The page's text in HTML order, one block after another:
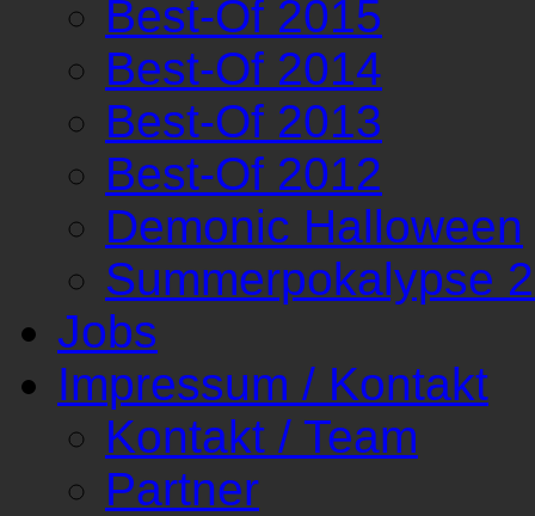
Best-Of 2015
Best-Of 2014
Best-Of 2013
Best-Of 2012
Demonic Halloween
Summerpokalypse
Jobs
Impressum / Kontakt
Kontakt / Team
Partner